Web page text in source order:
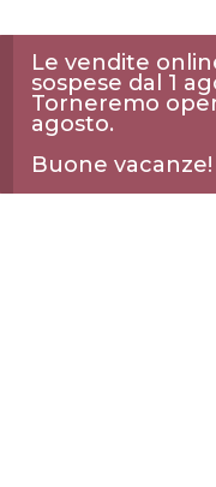
Le vendite
sospese dal 1
Torneremo
agosto.
Buone vacanze!